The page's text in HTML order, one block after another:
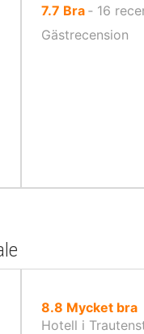
7.7 av
10,
Bra ‐ 16
Gästrecension
8.8 av
10,
Mycket bra
Hotell i